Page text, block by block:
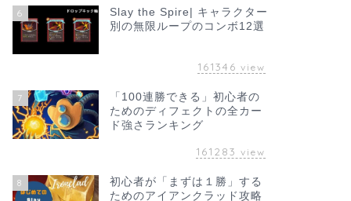
6
Slay the Spire| キャラクター
別の無限ループのコンボ12選
161346 view
7
「100連勝できる」初心者の
ためのディフェクトの全カー
ド強さランキング
161283 view
8
初心者が「まずは１勝」する
ためのアイアンクラッド攻略